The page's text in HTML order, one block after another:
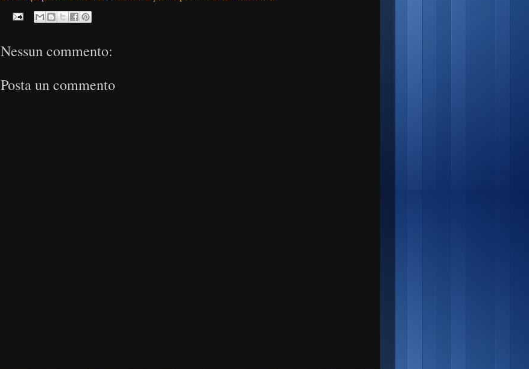
Nessun commento:
Posta un commento